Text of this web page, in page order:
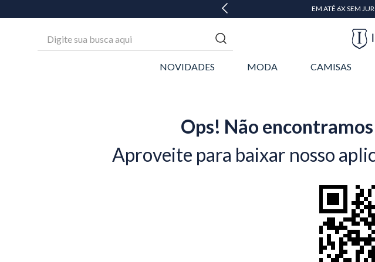
EM ATÉ 6X SEM
NOVIDADES MODA CAMISAS
Ops! Não
Aproveite para baixar nosso